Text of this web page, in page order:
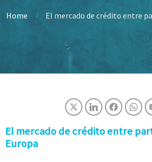
Home El mercado de crédito entre
El mercado de crédito entre
Europa